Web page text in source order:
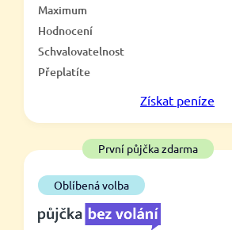
ano
Ve zkušebce
ano
ne
Maximum
Hodnocení
Schvalovatelnost
Přeplatíte
Získat peníze
První půjčka zdarma
Oblíbená volba